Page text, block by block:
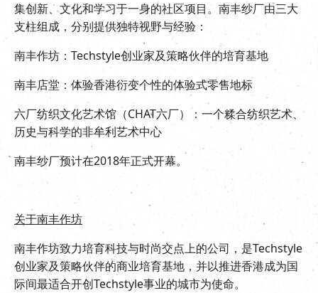
集创新、文化和学习于一身的社区项目。南丰纱厂由三大
支柱组成，分别提供独特视野与经验：
南丰作坊：Techstyle创业家及策略伙伴的培育基地
南丰店堂：体验香港衍变个性的体验式零售地标
六厂纺织文化艺术馆（CHAT六厂）：一个糅合纺织艺术、
历史与科学的非牟利艺术中心
南丰纱厂预计在2018年正式开幕。
关于南丰作坊
南丰作坊致力培育科技与时尚交点上的公司，是Techstyle
创业家及策略伙伴的商业培育基地，并以推进香港成为国
际间最适合开创Techstyle事业的城市为使命。